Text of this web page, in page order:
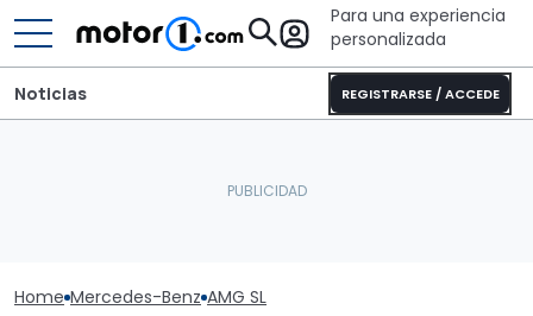
Para una experiencia
personalizada
REGISTRARSE / ACCEDE
Noticias
Home Mercedes-Benz AMG SL